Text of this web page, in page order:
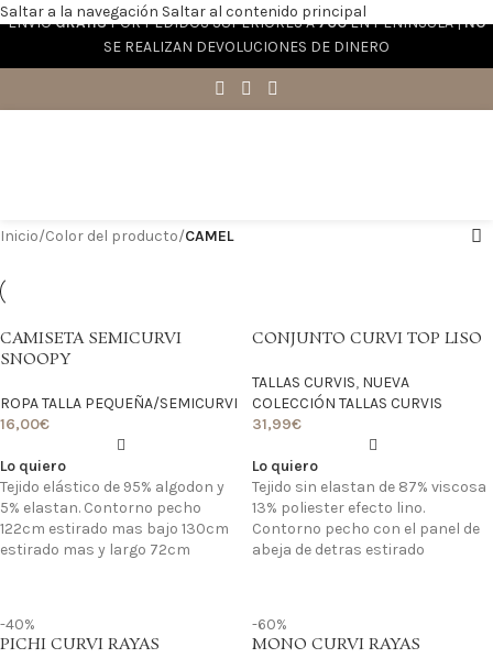
Saltar a la navegación Saltar al contenido principal
ENVÍOGRATISPOR PEDIDOS SUPERIORES A70€EN PENÍNSULA |NO
SE REALIZAN DEVOLUCIONES DE DINERO
Inicio/Color del producto/CAMEL
CAMISETA SEMICURVI
SNOOPY
ROPA TALLA PEQUEÑA/SEMICURVI
16,00€
Lo quiero
Tejido elástico de 95% algodon y
5% elastan. Contorno pecho
122cm estirado mas bajo 130cm
estirado mas y largo 72cm
CONJUNTO CURVI TOP LISO
TALLAS CURVIS, NUEVA
COLECCIÓN TALLAS CURVIS
31,99€
Lo quiero
Tejido sin elastan de 87% viscosa
13% poliester efecto lino.
Contorno pecho con el panel de
abeja de detras estirado
-40%
PICHI CURVI RAYAS
-60%
MONO CURVI RAYAS